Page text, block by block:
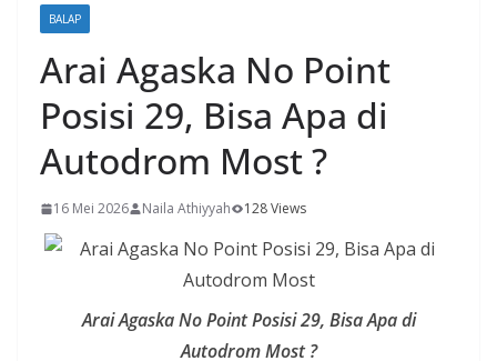
BALAP
Arai Agaska No Point
Posisi 29, Bisa Apa di
Autodrom Most ?
16 Mei 2026 Naila Athiyyah 128 Views
Arai Agaska No Point Posisi 29, Bisa Apa di
Autodrom Most ?